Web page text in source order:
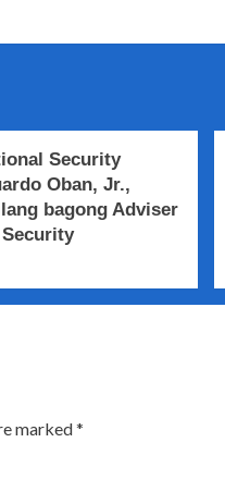
Security
Oban, Jr.,
bagong Adviser
marked*